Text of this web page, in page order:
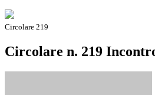
Circolare 219
Circolare n. 219